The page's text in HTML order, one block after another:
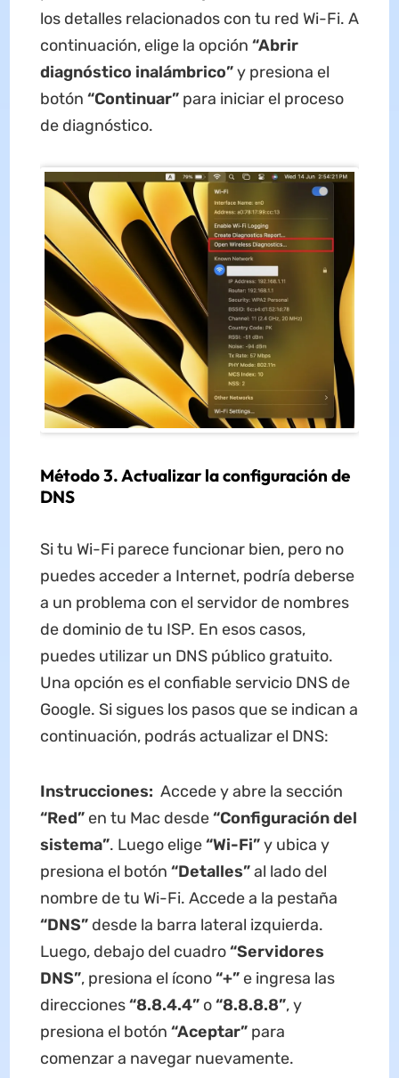
los detalles relacionados con tu red Wi-Fi. A
continuación, elige la opción “Abrir
diagnóstico inalámbrico”y presiona el
botón “Continuar” para iniciar el proceso
de diagnóstico.
Método 3. Actualizar la configuración de
DNS
Si tu Wi-Fi parece funcionar bien, pero no
puedes acceder a Internet, podría deberse
a un problema con el servidor de nombres
de dominio de tu ISP. En esos casos,
puedes utilizar un DNS público gratuito.
Una opción es el confiable servicio DNS de
Google. Si sigues los pasos que se indican a
continuación, podrás actualizar el DNS:
Instrucciones: Accede y abre la sección
“Red”en tu Mac desde“Configuración del
sistema”. Luego elige“Wi-Fi”y ubica y
presiona el botón “Detalles”al lado del
nombre de tu Wi-Fi. Accede a la pestaña
“DNS” desde la barra lateral izquierda.
Luego, debajo del cuadro“Servidores
DNS”, presiona el ícono“+” e ingresa las
direcciones“8.8.4.4” o“8.8.8.8”, y
presiona el botón “Aceptar” para
comenzar a navegar nuevamente.